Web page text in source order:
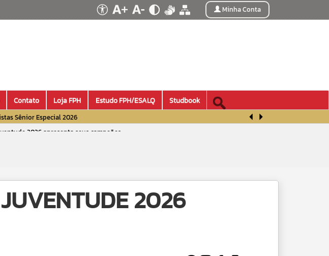
Minha Conta
Contato Loja FPH Estudo FPH/ESALQ Studbook
Sênior Especial 2026
2026 apresenta seus campeões
Mini Mirim 2026
é ouro no Paulista de Sênior Top 2026
2026